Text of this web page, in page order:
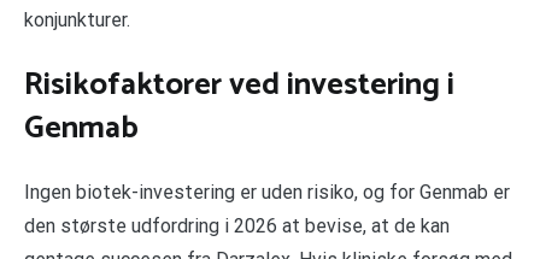
konjunkturer.
Risikofaktorer ved investering i
Genmab
Ingen biotek-investering er uden risiko, og for Genmab er
den største udfordring i 2026 at bevise, at de kan